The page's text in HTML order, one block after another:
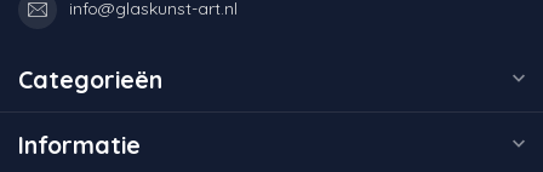
info@glaskunst-art.nl
Categorieën
Informatie